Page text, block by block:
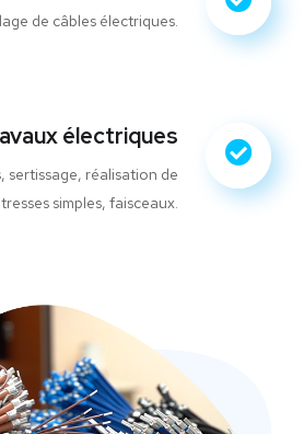
de câbles électriques.
électriques
sertissage, réalisation de
simples, faisceaux.